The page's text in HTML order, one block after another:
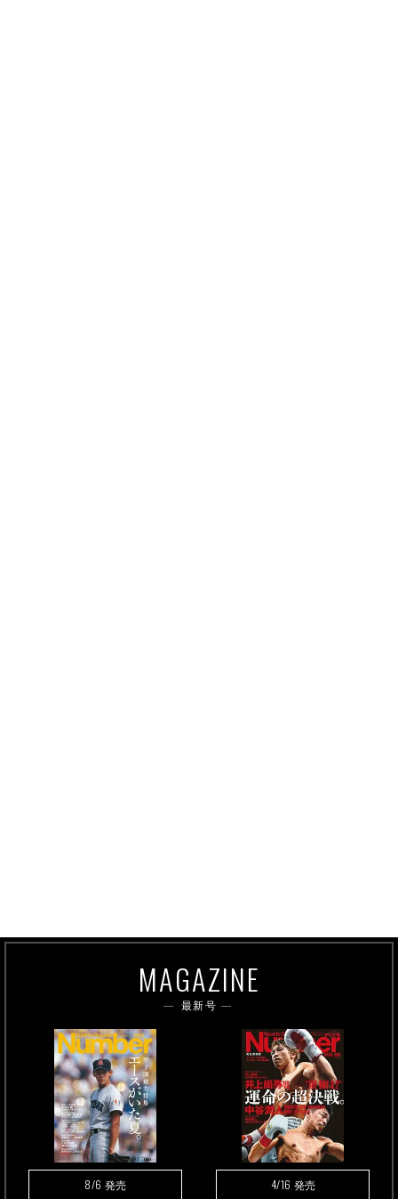
MAGAZINE
最新号
8/6 発売 4/16 発売